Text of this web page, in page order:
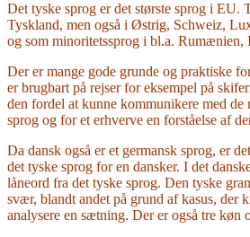
Det tyske sprog er det største sprog i EU.
Tyskland, men også i Østrig, Schweiz,
og som minoritetssprog i bl.a. Rumænien,
Der er mange gode grunde og praktiske
er brugbart på rejser for eksempel på
den fordel at kunne kommunikere med de
sprog og for et erhverve en forståelse af
Da dansk også er et germansk sprog, er
det tyske sprog for en dansker. I det
låneord fra det tyske sprog. Den tyske
svær, blandt andet på grund af kasus, der
analysere en sætning. Der er også tre køn